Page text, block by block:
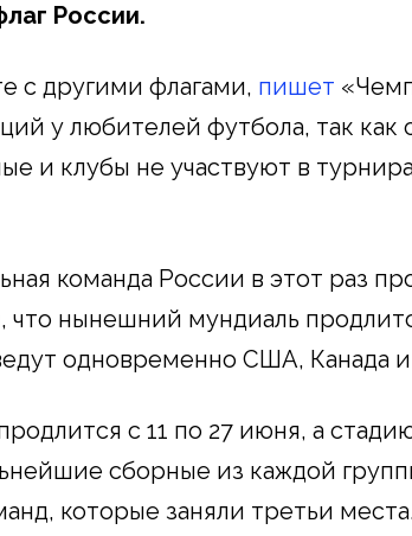
России.
с другими флагами, пишет
у любителей футбола, так как
и клубы не участвуют в
команда России в этот раз
нынешний мундиаль
одновременно США, Канада
с 11 по 27 июня, а
сборные из каждой
которые заняли третьи